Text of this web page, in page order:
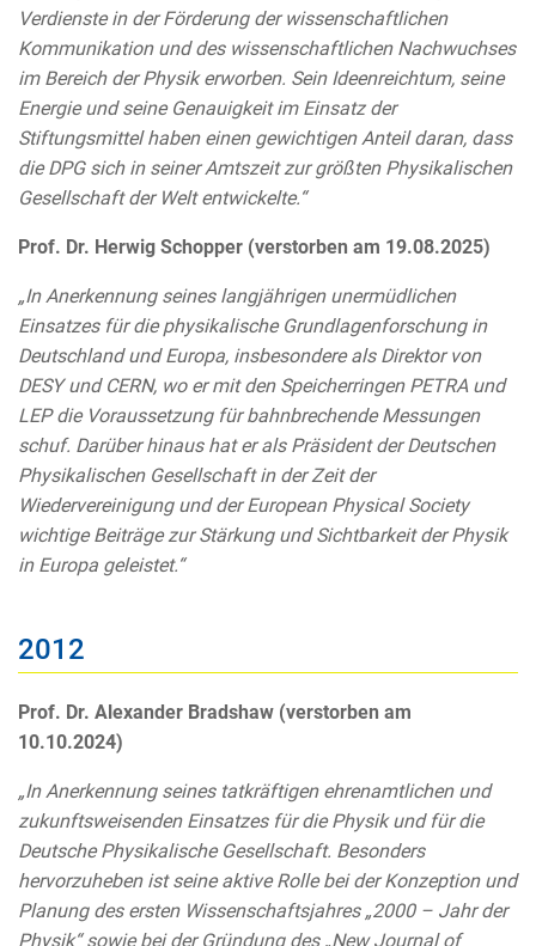
Verdienste in der Förderung der wissenschaftlichen
Kommunikation und des wissenschaftlichen Nachwuchses
im Bereich der Physik erworben. Sein Ideenreichtum, seine
Energie und seine Genauigkeit im Einsatz der
Stiftungsmittel haben einen gewichtigen Anteil daran, dass
die DPG sich in seiner Amtszeit zur größten Physikalischen
Gesellschaft der Welt entwickelte.“
Prof. Dr. Herwig Schopper (verstorben am 19.08.2025)
„In Anerkennung seines langjährigen unermüdlichen
Einsatzes für die physikalische Grundlagenforschung in
Deutschland und Europa, insbesondere als Direktor von
DESY und CERN, wo er mit den Speicherringen PETRA und
LEP die Voraussetzung für bahnbrechende Messungen
schuf. Darüber hinaus hat er als Präsident der Deutschen
Physikalischen Gesellschaft in der Zeit der
Wiedervereinigung und der European Physical Society
wichtige Beiträge zur Stärkung und Sichtbarkeit der Physik
in Europa geleistet.“
2012
Prof. Dr. Alexander Bradshaw (verstorben am
10.10.2024)
„In Anerkennung seines tatkräftigen ehrenamtlichen und
zukunftsweisenden Einsatzes für die Physik und für die
Deutsche Physikalische Gesellschaft. Besonders
hervorzuheben ist seine aktive Rolle bei der Konzeption und
Planung des ersten Wissenschaftsjahres „2000 – Jahr der
Physik“ sowie bei der Gründung des „New Journal of